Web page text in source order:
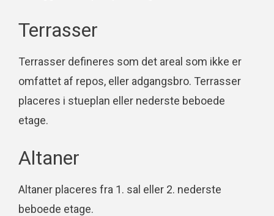
Terrasser
Terrasser defineres som det areal som ikke er
omfattet af repos, eller adgangsbro. Terrasser
placeres i stueplan eller nederste beboede
etage.
Altaner
Altaner placeres fra 1. sal eller 2. nederste
beboede etage.